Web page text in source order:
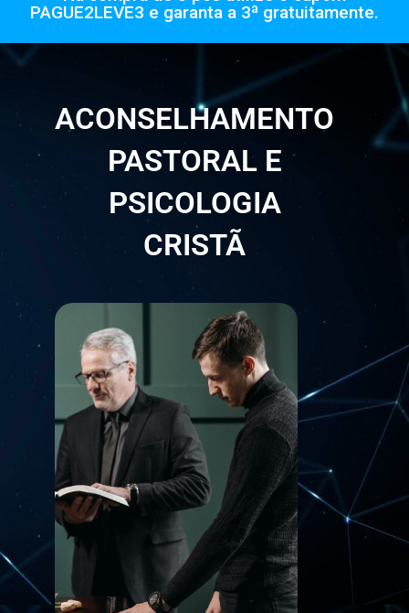
PAGUE2LEVE3 e garanta a 3ª gratuitamente.
ACONSELHAMENTO
PASTORAL E
PSICOLOGIA
CRISTÃ